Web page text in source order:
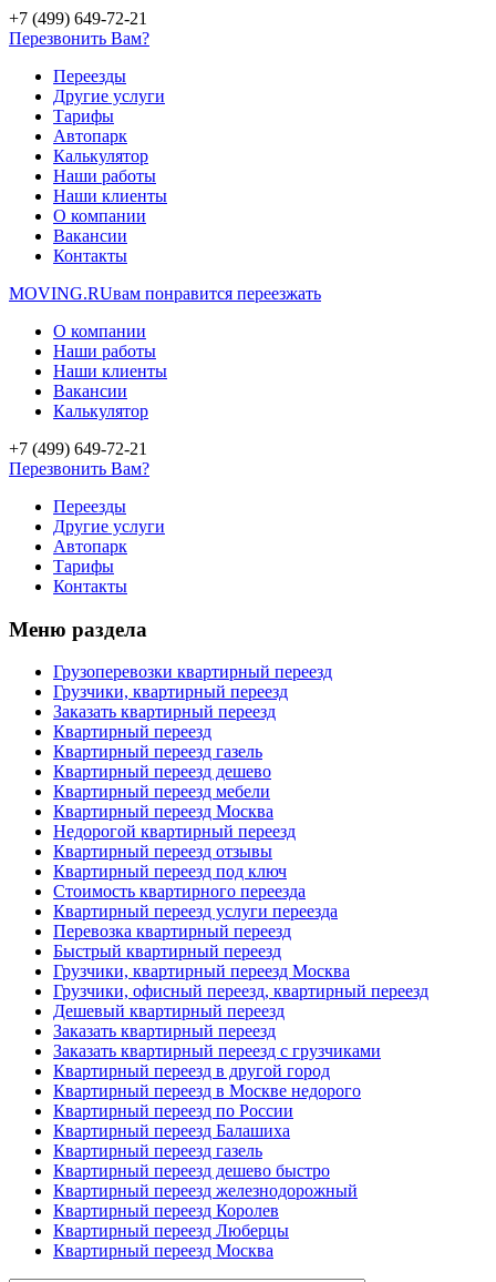
+7 (499) 649-72-21
Перезвонить Вам?
Переезды
Другие услуги
Тарифы
Автопарк
Калькулятор
Наши работы
Наши клиенты
О компании
Вакансии
Контакты
MOVING.RUвам понравится переезжать
О компании
Наши работы
Наши клиенты
Вакансии
Калькулятор
+7 (499) 649-72-21
Перезвонить Вам?
Переезды
Другие услуги
Автопарк
Тарифы
Контакты
Меню раздела
Грузоперевозки квартирный переезд
Грузчики, квартирный переезд
Заказать квартирный переезд
Квартирный переезд
Квартирный переезд газель
Квартирный переезд дешево
Квартирный переезд мебели
Квартирный переезд Москва
Недорогой квартирный переезд
Квартирный переезд отзывы
Квартирный переезд под ключ
Стоимость квартирного переезда
Квартирный переезд услуги переезда
Перевозка квартирный переезд
Быстрый квартирный переезд
Грузчики, квартирный переезд Москва
Грузчики, офисный переезд, квартирный переезд
Дешевый квартирный переезд
Заказать квартирный переезд
Заказать квартирный переезд с грузчиками
Квартирный переезд в другой город
Квартирный переезд в Москве недорого
Квартирный переезд по России
Квартирный переезд Балашиха
Квартирный переезд газель
Квартирный переезд дешево быстро
Квартирный переезд железнодорожный
Квартирный переезд Королев
Квартирный переезд Люберцы
Квартирный переезд Москва